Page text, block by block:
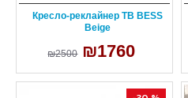
Кресло-реклайнер ТВ BESS
Beige
₪2500 ₪1760